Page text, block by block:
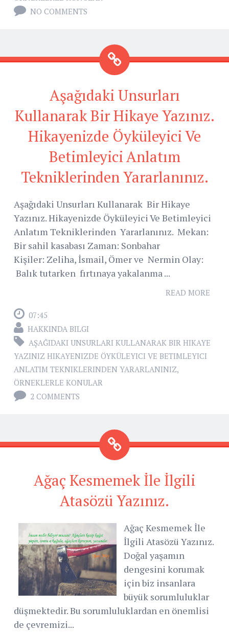
NO COMMENTS
Aşağıdaki Unsurları
Kullanarak Bir Hikaye Yazınız.
Hikayenizde Öyküleyici Ve
Betimleyici Anlatım
Tekniklerinden Yararlanınız.
Aşağıdaki Unsurları Kullanarak Bir Hikaye
Yazınız. Hikayenizde Öyküleyici Ve Betimleyici
Anlatım Tekniklerinden Yararlanınız. Mekan:
Bir sahil kasabası Zaman: Sonbahar
Kişiler: Zeliha, İsmail, Ömer ve Nermin Olay:
Balık tutarken fırtınaya yakalanma ...
READ MORE
07:45
HAKKINDA BILGI
AŞAĞIDAKI UNSURLARI KULLANARAK BIR HIKAYE
YAZINIZ HIKAYENIZDE ÖYKÜLEYICI VE BETIMLEYICI
ANLATIM TEKNIKLERINDEN YARARLANINIZ,
ÖRNEKLERLE KONULAR
2 COMMENTS
Ağaç Kesmemek İle İlgili
Atasözü Yazınız.
Ağaç Kesmemek İle
İlgili Atasözü Yazınız.
Doğal yaşamın
dengesini korumak
için biz insanlara
büyük sorumluluklar
düşmektedir. Bu sorumluluklardan en önemlisi
de çevremizi...